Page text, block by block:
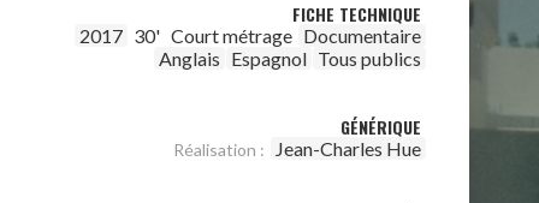
FICHE TECHNIQUE
2017 30' Court métrage Documentaire
Anglais Espagnol Tous publics
GÉNÉRIQUE
Réalisation : Jean-Charles Hue